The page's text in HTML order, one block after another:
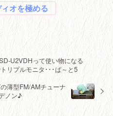
オを極める
U2VDHって使い物になる
リプルモニタ･･･ぱ～と5
薄型FM/AMチューナ
ノン♪